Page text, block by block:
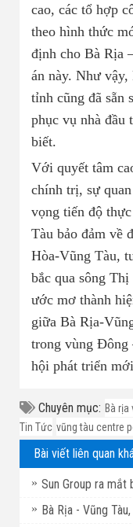
cao, các tổ hợp
theo hình thức
định cho Bà Rịa
án này. Như
tỉnh cũng đã sẵn
phục vụ nhà đầu
biết.
Với quyết tâm
chính trị, sự
vọng tiến độ
Tàu bảo đảm về
Hòa-Vũng Tàu,
bắc qua sông
ước mơ thành
giữa Bà Rịa-
trong vùng Đông
hội phát triển
Chuyên mục: Bà rịa
Tin Tức vũng tàu centre
Bài viết liên quan
Sun Group ra mắt
Bà Rịa - Vũng